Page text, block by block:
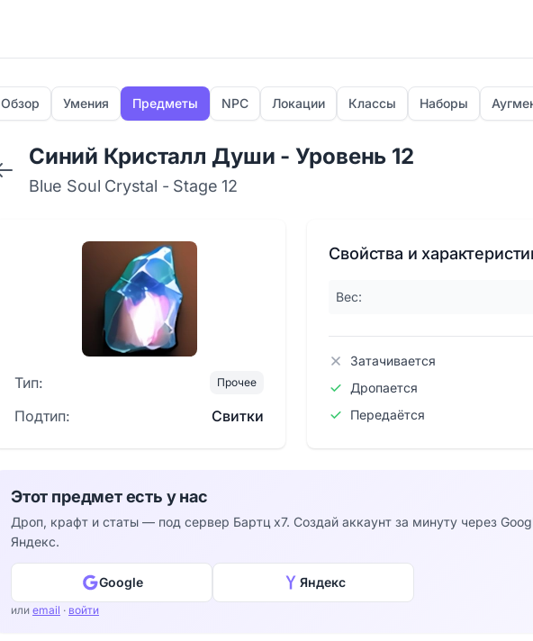
Обзор Умения Предметы NPC Локации Классы Наборы
Синий Кристалл Души - Уровень 12
Blue Soul Crystal - Stage 12
Тип: Прочее
Подтип: Свитки
Свойства и
Вес:
Затачивается
Дропается
Передаётся
Этот предмет есть у нас
Дроп, крафт и статы — под сервер Бартц x7. Создай аккаунт за минуту через
Яндекс.
Google Яндекс
или email · войти